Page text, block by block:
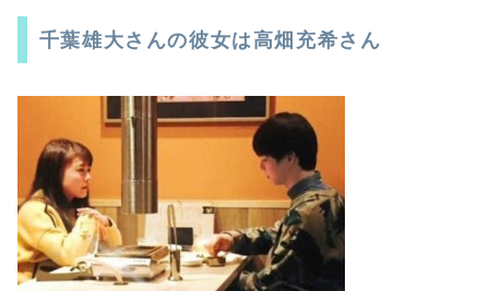
千葉雄大さんの彼女は高畑充希さん